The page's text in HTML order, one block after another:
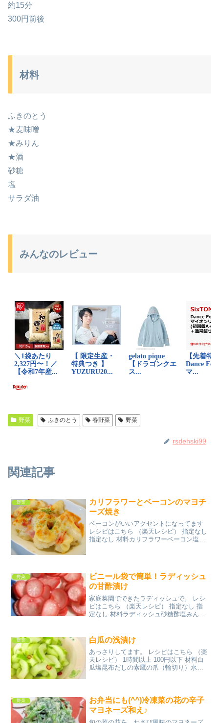
約15分
300円前後
材料
ふきのとう
★麦味噌
★みりん
★酒
砂糖
塩
サラダ油
みんなのレビュー
野菜 ふきのとう 春野菜 野菜
rsdehski99
関連記事
野菜
カリフラワーとベーコンのマヨチ
ーズ焼き
ベーコンがいいアクセントになってます
レシピはこちら （楽天レシピ） 指定なし
指定なし 材料カリフラワーベーコン塩・
野菜
ビニール袋で簡単！ラディッシュ
の甘酢漬け
家庭菜園でできたラディッシュで。 レシ
ピはこちら （楽天レシピ） 指定なし 指
定なし 材料ラディッシュ砂糖酢塩みんな
野菜 白瓜の浅漬け
あっさりしてます。 レシピはこちら （楽
天レシピ） 1時間以上 100円以下 材料白
瓜塩昆布だしの素鷹の爪（輪切り）水み
野菜
お弁当にも(^^)冷凍菜の花の辛子
マヨネーズ和え♪